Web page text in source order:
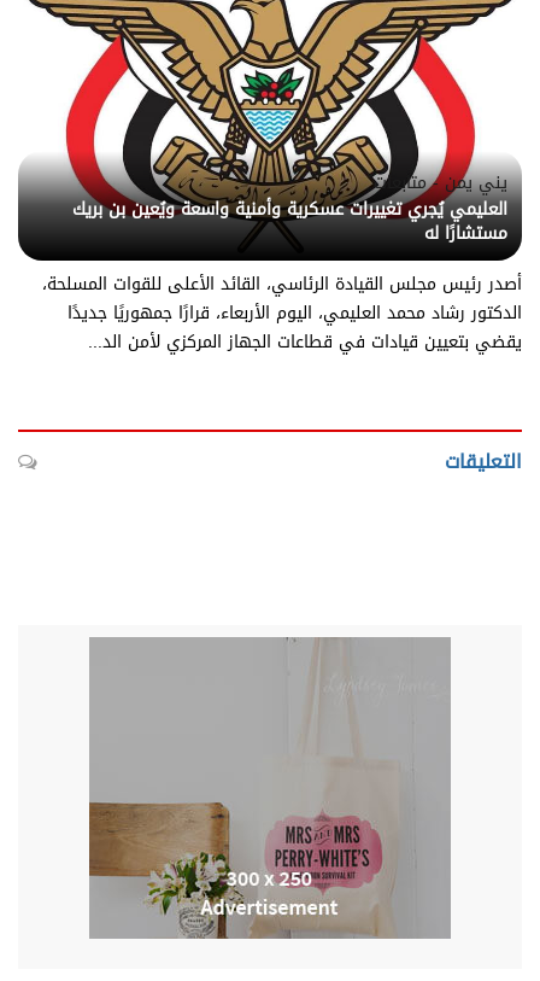
يني يمن - متابعات
العليمي يُجري تغييرات عسكرية وأمنية واسعة ويُعين بن بريك
مستشارًا له
أصدر رئيس مجلس القيادة الرئاسي، القائد الأعلى للقوات المسلحة،
الدكتور رشاد محمد العليمي، اليوم الأربعاء، قرارًا جمهوريًا جديدًا
يقضي بتعيين قيادات في قطاعات الجهاز المركزي لأمن الد...
التعليقات